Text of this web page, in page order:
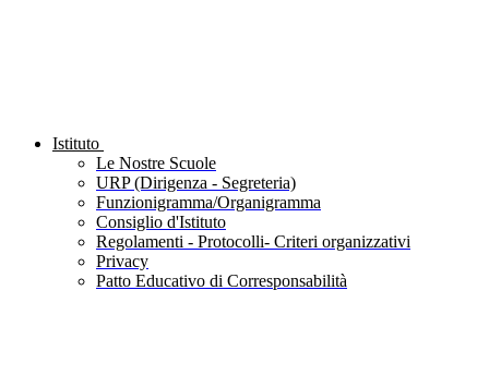
Istituto
Le Nostre Scuole
URP (Dirigenza - Segreteria)
Funzionigramma/Organigramma
Consiglio d'Istituto
Regolamenti - Protocolli- Criteri organizzativi
Privacy
Patto Educativo di Corresponsabilità